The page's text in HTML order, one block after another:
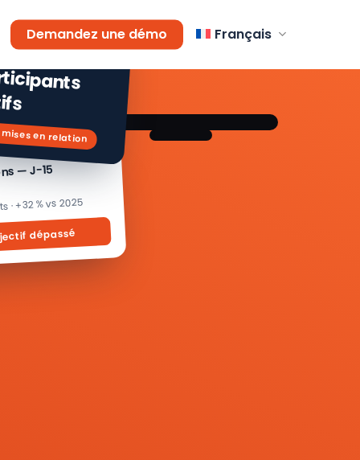
Demandez une démo Français
— J-15
· +32 % vs 2025
dépassé
de
mises en relation